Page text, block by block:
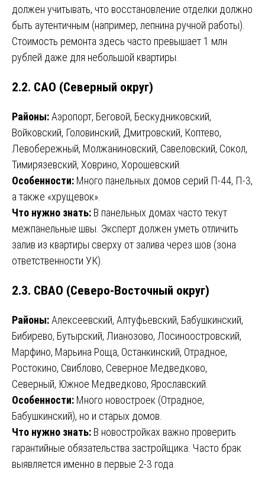
должен учитывать, что восстановление отделки должно
быть аутентичным (например, лепнина ручной работы).
Стоимость ремонта здесь часто превышает 1 млн
рублей даже для небольшой квартиры.
2.2. САО (Северный округ)
Районы:Аэропорт, Беговой, Бескудниковский,
Войковский, Головинский, Дмитровский, Коптево,
Левобережный, Молжаниновский, Савеловский, Сокол,
Тимирязевский, Ховрино, Хорошевский.
Особенности: Много панельных домов серий П-44, П-3,
а также «хрущевок».
Что нужно знать: В панельных домах часто текут
межпанельные швы. Эксперт должен уметь отличить
залив из квартиры сверху от залива через шов (зона
ответственности УК).
2.3. СВАО (Северо-Восточный округ)
Районы:Алексеевский, Алтуфьевский, Бабушкинский,
Бибирево, Бутырский, Лианозово, Лосиноостровский,
Марфино, Марьина Роща, Останкинский, Отрадное,
Ростокино, Свиблово, Северное Медведково,
Северный, Южное Медведково, Ярославский.
Особенности: Много новостроек (Отрадное,
Бабушкинский), но и старых домов.
Что нужно знать: В новостройках важно проверить
гарантийные обязательства застройщика. Часто брак
выявляется именно в первые 2-3 года.